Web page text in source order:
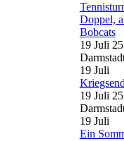
Doppel,
Bobcats
19 Juli 25
19 Juli
19 Juli 25
19 Juli
Ein